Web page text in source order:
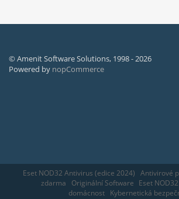
© Amenit Software Solutions, 1998 - 2026
Powered by nopCommerce
Eset NOD32 Antivirus (edice 2024) Antivirové
zdarma
Originální Software Eset
domácnost Kybernetická